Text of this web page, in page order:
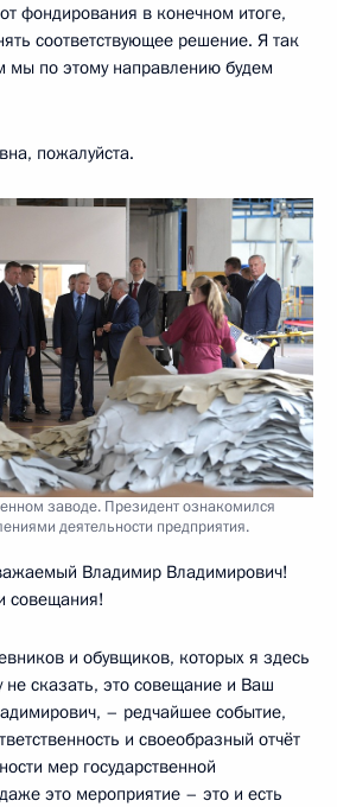
фондирования в конечном итоге,
соответствующее решение. Я так
мы по этому направлению будем
пожалуйста.
заводе. Президент ознакомился
деятельности предприятия.
Владимир Владимирович!
совещания!
и обувщиков, которых я здесь
не сказать, это совещание и Ваш
– редчайшее событие,
и своеобразный отчёт
мер государственной
это мероприятие – это и есть